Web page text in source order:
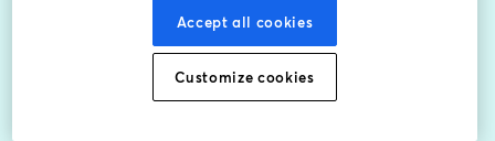
Accept all cookies
Customize cookies